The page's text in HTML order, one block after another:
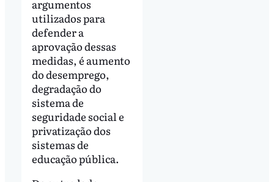
argumentos
utilizados para
defender a
aprovação dessas
medidas, é aumento
do desemprego,
degradação do
sistema de
seguridade social e
privatização dos
sistemas de
educação pública.